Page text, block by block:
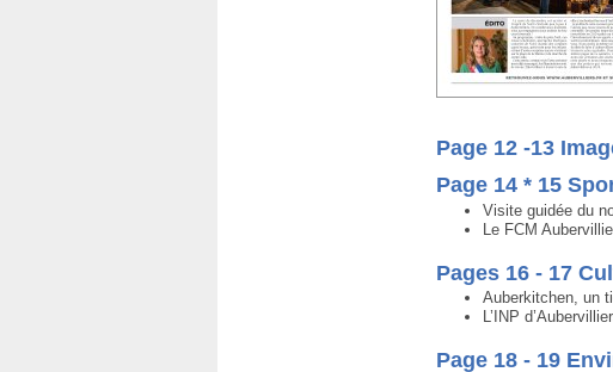
Page 12 -13
Page 14 * 15
Visite guidée du
Le FCM
Pages 16 - 17
Auberkitchen, un
L’INP
Page 18 - 19